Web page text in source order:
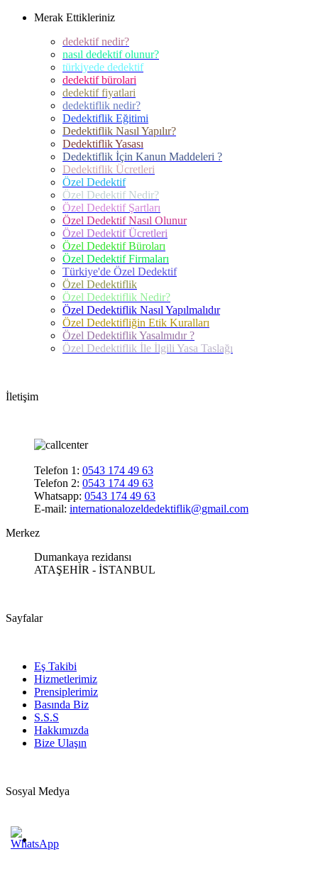
Merak Ettikleriniz
dedektif nedir?
nasıl dedektif olunur?
türkiyede dedektif
dedektif bürolari
dedektif fiyatlari
dedektiflik nedir?
Dedektiflik Eğitimi
Dedektiflik Nasıl Yapılır?
Dedektiflik Yasası
Dedektiflik İçin Kanun Maddeleri ?
Dedektiflik Ücretleri
Özel Dedektif
Özel Dedektif Nedir?
Özel Dedektif Şartları
Özel Dedektif Nasıl Olunur
Özel Dedektif Ücretleri
Özel Dedektif Büroları
Özel Dedektif Firmaları
Türkiye'de Özel Dedektif
Özel Dedektiflik
Özel Dedektiflik Nedir?
Özel Dedektiflik Nasıl Yapılmalıdır
Özel Dedektifliğin Etik Kuralları
Özel Dedektiflik Yasalmıdır ?
Özel Dedektiflik İle İlgili Yasa Taslağı
İletişim
Telefon 1: 0543 174 49 63
Telefon 2: 0543 174 49 63
Whatsapp: 0543 174 49 63
E-mail: internationalozeldedektiflik@gmail.com
Merkez
Dumankaya rezidansı
ATAŞEHİR - İSTANBUL
Sayfalar
Eş Takibi
Hizmetlerimiz
Prensiplerimiz
Basında Biz
S.S.S
Hakkımızda
Bize Ulaşın
Sosyal Medya